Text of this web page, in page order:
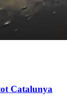
Catalunya